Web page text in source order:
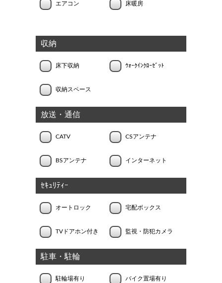
エアコン 床暖房
収納
床下収納 ｳｫｰｸｲﾝｸﾛｰｾﾞｯﾄ
収納スペース
放送・通信
CATV CSアンテナ
BSアンテナ インターネット
ｾｷｭﾘﾃｨｰ
オートロック 宅配ボックス
TVドアホン付き 監視・防犯カメラ
駐車・駐輪
駐輪場有り バイク置場有り